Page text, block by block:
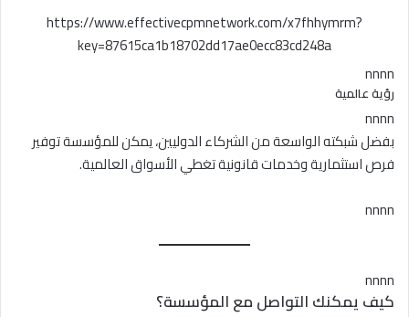
https://www.effectivecpmnetwork.com/x7fhhymrm?
key=87615ca1b18702dd17ae0ecc83cd248a
nnnn
رؤية عالمية
nnnn
بفضل شبكته الواسعة من الشركاء الدوليين، يمكن للمؤسسة توفير
فرص استثمارية وخدمات قانونية تغطي الأسواق العالمية.
nnnn
nnnn
كيف يمكنك التواصل مع المؤسسة؟